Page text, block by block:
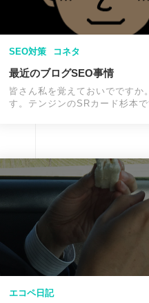
SEO対策 コネタ
最近のブログSEO事情
皆さん私を覚えておいでですか
す。テンジンのSRカード杉本で
エコペ日記